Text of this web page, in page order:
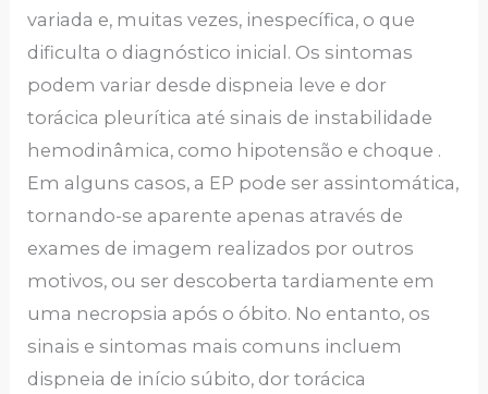
variada e, muitas vezes, inespecífica, o que
dificulta o diagnóstico inicial. Os sintomas
podem variar desde dispneia leve e dor
torácica pleurítica até sinais de instabilidade
hemodinâmica, como hipotensão e choque .
Em alguns casos, a EP pode ser assintomática,
tornando-se aparente apenas através de
exames de imagem realizados por outros
motivos, ou ser descoberta tardiamente em
uma necropsia após o óbito. No entanto, os
sinais e sintomas mais comuns incluem
dispneia de início súbito, dor torácica